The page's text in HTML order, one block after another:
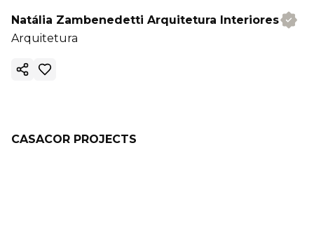
Natália Zambenedetti Arquitetura Interiores
Arquitetura
Copy ink
CASACOR PROJECTS